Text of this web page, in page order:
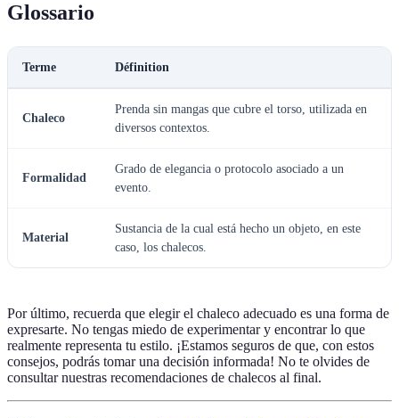
Glossario
Terme Définition
Chaleco
Prenda sin mangas que cubre el torso, utilizada en
diversos contextos.
Formalidad
Grado de elegancia o protocolo asociado a un
evento.
Material
Sustancia de la cual está hecho un objeto, en este
caso, los chalecos.
Por último, recuerda que elegir el chaleco adecuado es una forma de
expresarte. No tengas miedo de experimentar y encontrar lo que
realmente representa tu estilo. ¡Estamos seguros de que, con estos
consejos, podrás tomar una decisión informada! No te olvides de
consultar nuestras recomendaciones de chalecos al final.